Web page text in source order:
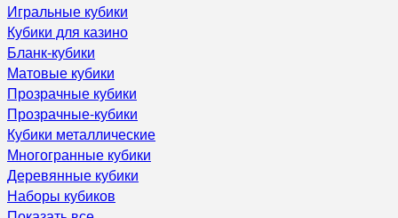
Игральные кубики
Кубики для казино
Бланк-кубики
Матовые кубики
Прозрачные кубики
Прозрачные-кубики
Кубики металлические
Многогранные кубики
Деревянные кубики
Наборы кубиков